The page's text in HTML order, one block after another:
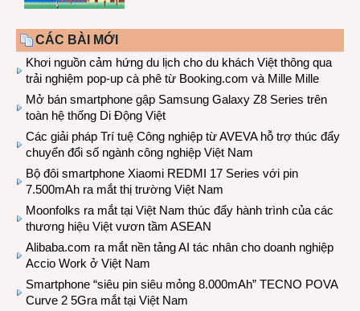
CÁC BÀI MỚI
Khơi nguồn cảm hứng du lịch cho du khách Việt thông qua
trải nghiệm pop-up cà phê từ Booking.com và Mille Mille
Mở bán smartphone gập Samsung Galaxy Z8 Series trên
toàn hệ thống Di Động Việt
Các giải pháp Trí tuệ Công nghiệp từ AVEVA hỗ trợ thúc đẩy
chuyển đổi số ngành công nghiệp Việt Nam
Bộ đôi smartphone Xiaomi REDMI 17 Series với pin
7.500mAh ra mắt thị trường Việt Nam
Moonfolks ra mắt tại Việt Nam thúc đẩy hành trình của các
thương hiệu Việt vươn tầm ASEAN
Alibaba.com ra mắt nền tảng AI tác nhân cho doanh nghiệp
Accio Work ở Việt Nam
Smartphone “siêu pin siêu mỏng 8.000mAh” TECNO POVA
Curve 2 5Gra mắt tại Việt Nam